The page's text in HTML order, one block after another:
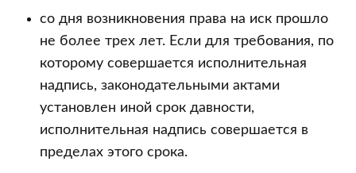
со дня возникновения права на иск прошло
не более трех лет. Если для требования, по
которому совершается исполнительная
надпись, законодательными актами
установлен иной срок давности,
исполнительная надпись совершается в
пределах этого срока.